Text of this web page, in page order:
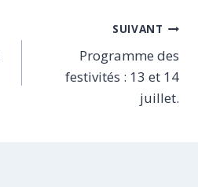
SUIVANT
Programme des
festivités : 13 et 14
juillet.